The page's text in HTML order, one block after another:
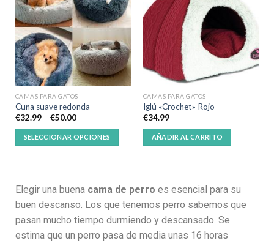
CAMAS PARA GATOS
Cuna suave redonda
€32.99– €50.00
SELECCIONAR OPCIONES
CAMAS PARA GATOS
Iglú «Crochet» Rojo
€34.99
AÑADIR AL CARRITO
Elegir una buena cama de perro es esencial para su
buen descanso. Los que tenemos perro sabemos que
pasan mucho tiempo durmiendo y descansado. Se
estima que un perro pasa de media unas 16 horas